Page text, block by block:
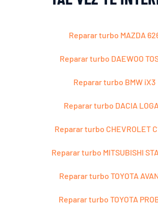
Reparar turbo MAZDA
Reparar turbo DAEWOO
Reparar turbo BMW iX3
Reparar turbo DACIA
Reparar turbo CHEVROLET
Reparar turbo MITSUBISHI
Reparar turbo TOYOTA
Reparar turbo TOYOTA